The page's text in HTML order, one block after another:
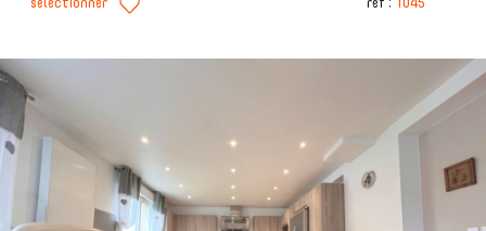
sélectionner réf : 1045